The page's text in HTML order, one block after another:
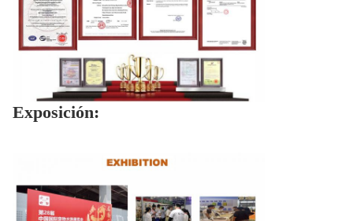
Exposición: